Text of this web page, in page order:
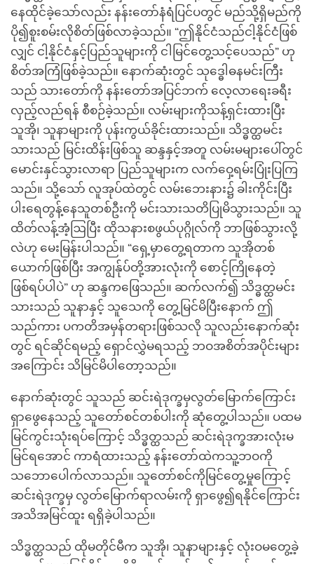
နေထိုင်ခဲ့သော်လည်း နန်းတော်နံရံပြင်ပတွင် မည်သို့ရှိမည်ကို
ပို၍စူးစမ်းလိုစိတ်ဖြစ်လာခဲ့သည်။ “ဤနိုင်ငံသည်ငါ့နိုင်ငံဖြစ်
လျှင် ငါ့နိုင်ငံနှင့်ပြည်သူများကို ငါမြင်တွေ့သင့်ပေသည်” ဟု
စိတ်အကြံဖြစ်ခဲ့သည်။ နောက်ဆုံးတွင် သုဒ္ဓေါဓနမင်းကြီး
သည် သားတော်ကို နန်းတော်အပြင်ဘက် လေ့လာရေးခရီး
လှည့်လည်ရန် စီစဉ်ခဲ့သည်။ လမ်းများကိုသန့်ရှင်းထားပြီး
သူအို၊ သူနာများကို ပုန်းကွယ်ခိုင်းထားသည်။ သိဒ္ဓတ္ထမင်း
သားသည် မြင်းထိန်းဖြစ်သူ ဆန္ဒနှင့်အတူ လမ်းမများပေါ်တွင်
မောင်းနှင်သွားလာရာ ပြည်သူများက လက်ဝှေ့ရမ်းပြုံးပြကြ
သည်။ သို့သော် လူအုပ်ထဲတွင် လမ်းဘေးနား၌ ခါးကိုင်းပြီး
ပါးရေတွန့်နေသူတစ်ဦးကို မင်းသားသတိပြုမိသွားသည်။ သူ
ထိတ်လန့်အံ့ဩပြီး ထိုသနားစဖွယ်ပုဂ္ဂိုလ်ကို ဘာဖြစ်သွားလို့
လဲဟု မေးမြန်းပါသည်။ “ရှေ့မှာတွေ့ရတာက သူအိုတစ်
ယောက်ဖြစ်ပြီး အကျွန်ုပ်တို့အားလုံးကို စောင့်ကြိုနေတဲ့
ဖြစ်ရပ်ပါပဲ” ဟု ဆန္ဒကဖြေသည်။ ဆက်လက်၍ သိဒ္ဓတ္ထမင်း
သားသည် သူနာနှင့် သူသေကို တွေ့မြင်မိပြီးနောက် ဤ
သည်ကား ပကတိအမှန်တရားဖြစ်သလို သူလည်းနောက်ဆုံး
တွင် ရင်ဆိုင်ရမည့် ရှောင်လွှဲမရသည့် ဘဝအစိတ်အပိုင်းများ
အကြောင်း သိမြင်မိပါတော့သည်။
နောက်ဆုံးတွင် သူသည် ဆင်းရဲဒုက္ခမှလွတ်မြောက်ကြောင်း
ရှာဖွေနေသည့် သူတော်စင်တစ်ပါးကို ဆုံတွေ့ပါသည်။ ပထမ
မြင်ကွင်းသုံးရပ်ကြောင့် သိဒ္ဓတ္ထသည် ဆင်းရဲဒုက္ခအားလုံးမ
မြင်ရအောင် ကာရံထားသည့် နန်းတော်ထဲကသူ့ဘဝကို
သဘောပေါက်လာသည်။ သူတော်စင်ကိုမြင်တွေ့မှုကြောင့်
ဆင်းရဲဒုက္ခမှ လွတ်မြောက်ရာလမ်းကို ရှာဖွေ၍ရနိုင်ကြောင်း
အသိအမြင်ထူး ရရှိခဲ့ပါသည်။
သိဒ္ဓတ္ထသည် ထိုမတိုင်မီက သူအို၊ သူနာများနှင့် လုံးဝမတွေ့ခဲ့